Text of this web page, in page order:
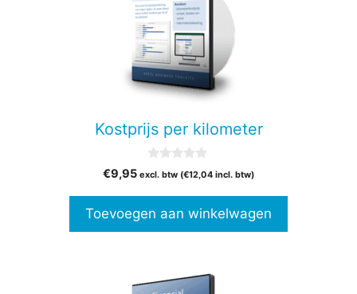
Kostprijs per kilometer
v
5
€9,95 excl. btw (€12,04 incl. btw)
Toevoegen aan winkelwagen